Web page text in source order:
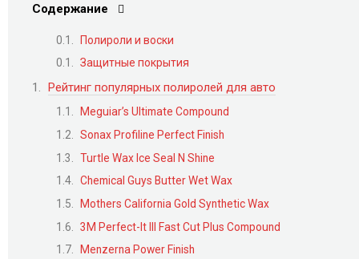
Содержание
Полироли и воски
Защитные покрытия
Рейтинг популярных полиролей для авто
Meguiar’s Ultimate Compound
Sonax Profiline Perfect Finish
Turtle Wax Ice Seal N Shine
Chemical Guys Butter Wet Wax
Mothers California Gold Synthetic Wax
3M Perfect-It III Fast Cut Plus Compound
Menzerna Power Finish